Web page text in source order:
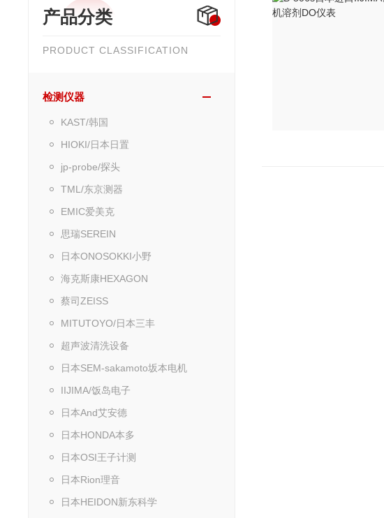
产品分类
PRODUCT CLASSIFICATION
检测仪器
KAST/韩国
HIOKI/日本日置
jp-probe/探头
TML/东京测器
EMIC爱美克
思瑞SEREIN
日本ONOSOKKI小野
海克斯康HEXAGON
蔡司ZEISS
MITUTOYO/日本三丰
超声波清洗设备
日本SEM-sakamoto坂本电机
IIJIMA/饭岛电子
日本And艾安德
日本HONDA本多
日本OSI王子计测
日本Rion理音
日本HEIDON新东科学